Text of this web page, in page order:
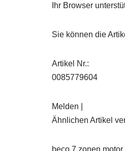
Ihr Browser
Sie können die
Artikel Nr.:
0085779604
Melden |
Ähnlichen Artikel